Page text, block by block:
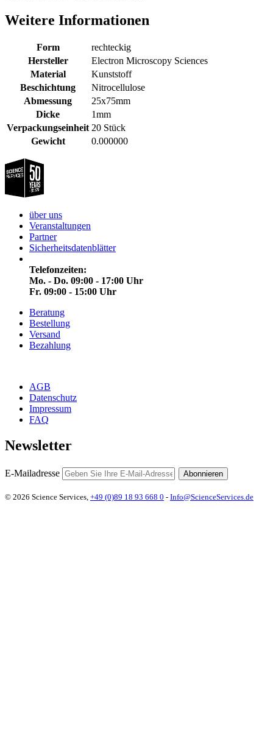
Weitere Informationen
Form
rechteckig
Hersteller
Electron Microscopy Sciences
Material
Kunststoff
Beschichtung
Nitrocellulose
Abmessung
25x75mm
Dicke
1mm
Verpackungseinheit 20 Stück
Gewicht
0.000000
über uns
Veranstaltungen
Partner
Sicherheitsdatenblätter
Telefonzeiten:
Mo. - Do. 09:00 - 17:00 Uhr
Fr. 09:00 - 15:00 Uhr
Beratung
Bestellung
Versand
Bezahlung
AGB
Datenschutz
Impressum
FAQ
Newsletter
E-Mailadresse Abonnieren
© 2026 Science Services, +49 (0)89 18 93 668 0 - Info@ScienceServices.de